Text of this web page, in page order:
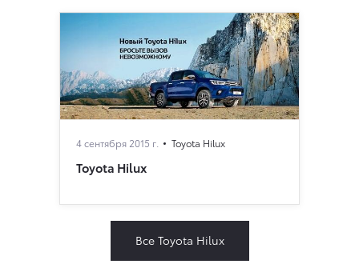
4 сентября 2015 г. Toyota Hilux
Toyota Hilux
Все Toyota Hilux